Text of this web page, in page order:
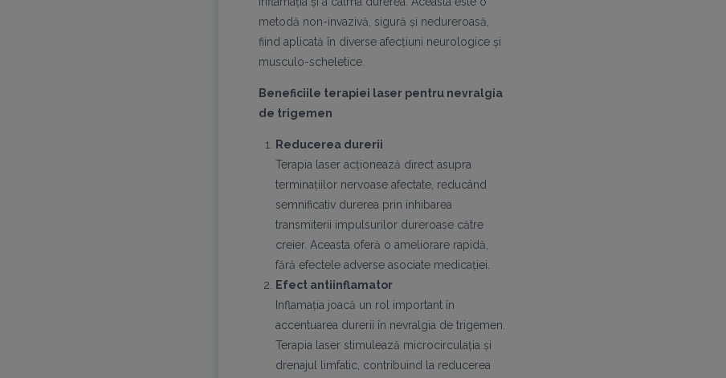
metodă non-invazivă, sigură și nedureroasă,
fiind aplicată în diverse afecțiuni neurologice și
musculo-scheletice.
Beneficiile terapiei laser pentru nevralgia
de trigemen
Reducerea durerii
Terapia laser acționează direct asupra
terminațiilor nervoase afectate, reducând
semnificativ durerea prin inhibarea
transmiterii impulsurilor dureroase către
creier. Aceasta oferă o ameliorare rapidă,
fără efectele adverse asociate medicației.
Efect antiinflamator
Inflamația joacă un rol important în
accentuarea durerii în nevralgia de trigemen.
Terapia laser stimulează microcirculația și
drenajul limfatic, contribuind la reducerea